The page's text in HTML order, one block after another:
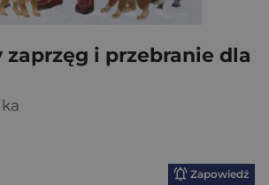
zaprzęg i przebranie dla
Zapowiedź